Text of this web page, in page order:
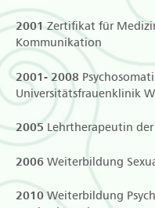
2001Zertifikat für
Kommunikation
2001- 2008
Universitätsfrauenklinik
2005 Lehrtherapeutin der
2006 Weiterbildung
2010 Weiterbildung